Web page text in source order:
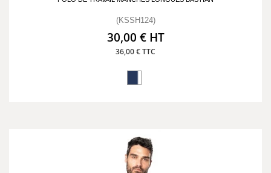
(KSSH124)
30,00 € HT
36,00 € TTC